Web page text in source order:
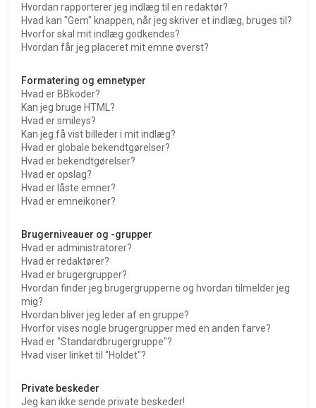
Hvordan rapporterer jeg indlæg til en redaktør?
Hvad kan "Gem" knappen, når jeg skriver et indlæg, bruges til?
Hvorfor skal mit indlæg godkendes?
Hvordan får jeg placeret mit emne øverst?
Formatering og emnetyper
Hvad er BBkoder?
Kan jeg bruge HTML?
Hvad er smileys?
Kan jeg få vist billeder i mit indlæg?
Hvad er globale bekendtgørelser?
Hvad er bekendtgørelser?
Hvad er opslag?
Hvad er låste emner?
Hvad er emneikoner?
Brugerniveauer og -grupper
Hvad er administratorer?
Hvad er redaktører?
Hvad er brugergrupper?
Hvordan finder jeg brugergrupperne og hvordan tilmelder jeg
mig?
Hvordan bliver jeg leder af en gruppe?
Hvorfor vises nogle brugergrupper med en anden farve?
Hvad er "Standardbrugergruppe"?
Hvad viser linket til "Holdet"?
Private beskeder
Jeg kan ikke sende private beskeder!